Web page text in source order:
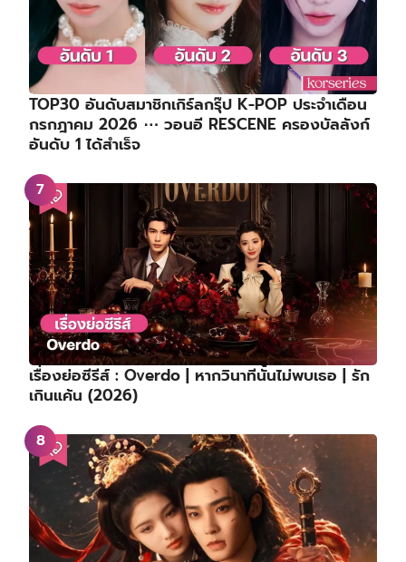
TOP30 อันดับสมาชิกเกิร์ลกรุ๊ป K-POP ประจำเดือน
กรกฎาคม 2026 ⋯ วอนอี RESCENE ครองบัลลังก์
อันดับ 1 ได้สำเร็จ
เรื่องย่อซีรีส์ : Overdo | หากวินาทีนั้นไม่พบเธอ | รัก
เกินแค้น (2026)